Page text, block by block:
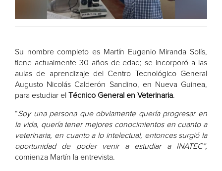
Su nombre completo es Martín Eugenio Miranda Solís,
tiene actualmente 30 años de edad; se incorporó a las
aulas de aprendizaje del Centro Tecnológico General
Augusto Nicolás Calderón Sandino, en Nueva Guinea,
para estudiar el Técnico General en Veterinaria.
“Soy una persona que obviamente quería progresar en
la vida, quería tener mejores conocimientos en cuanto a
veterinaria, en cuanto a lo intelectual, entonces surgió la
oportunidad de poder venir a estudiar a INATEC”,
comienza Martín la entrevista.